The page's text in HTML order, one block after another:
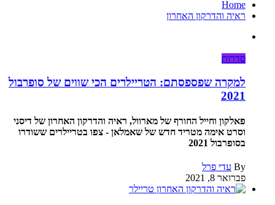
Home
ראיה והדרקון האחרון
סדרות
למקרה שפספסתם: הטריילרים הכי שווים של סופרבול
2021
פאלקון וחייל החורף של מארוול, ראיה והדרקון האחרון של דיסני
וסרט אימה מטריד חדש של שאמלאן - צפו בטריילרים ששודרו
בסופרבול 2021
By עדי פרל
פברואר 8, 2021